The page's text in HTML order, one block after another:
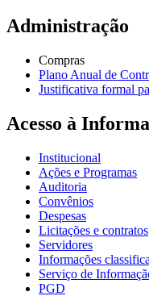
Administração
Compras
Plano Anual de
Justificativa formal
Acesso à
Institucional
Ações e Programas
Auditoria
Convênios
Despesas
Licitações e contratos
Servidores
Informações
Serviço de
PGD